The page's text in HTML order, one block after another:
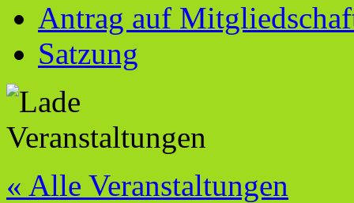
Antrag auf
Satzung
« Alle Veranstaltungen